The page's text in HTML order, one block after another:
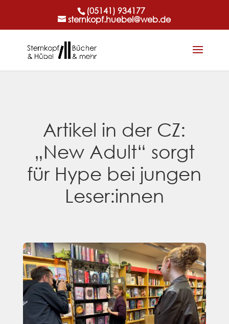
(05141) 934177
sternkopf.huebel@web.de
Artikel in der CZ:
„New Adult“ sorgt
für Hype bei jungen
Leser:innen